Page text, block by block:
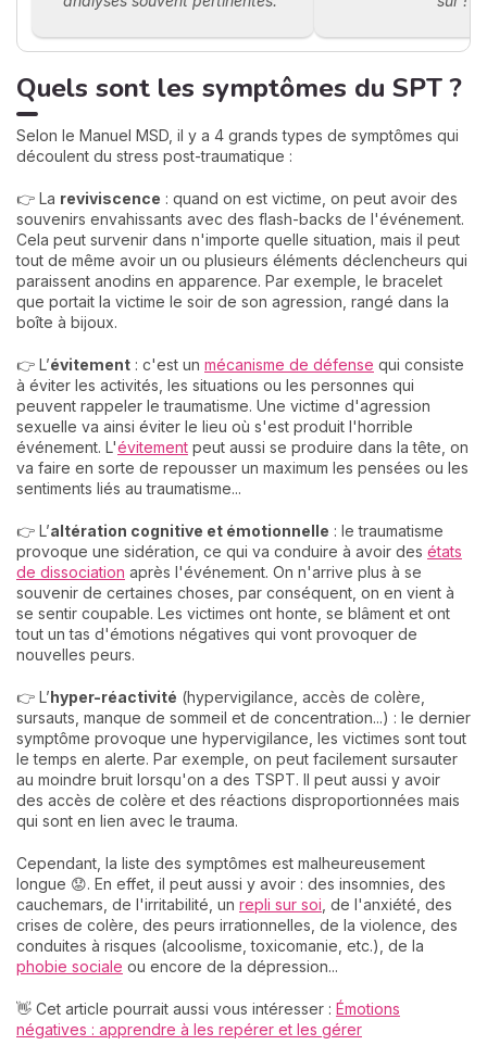
Quels sont les symptômes du SPT ?
Selon le Manuel MSD, il y a 4 grands types de symptômes qui
découlent du stress post-traumatique :
👉 La reviviscence : quand on est victime, on peut avoir des
souvenirs envahissants avec des flash-backs de l'événement.
Cela peut survenir dans n'importe quelle situation, mais il peut
tout de même avoir un ou plusieurs éléments déclencheurs qui
paraissent anodins en apparence. Par exemple, le bracelet
que portait la victime le soir de son agression, rangé dans la
boîte à bijoux.
👉 L’évitement : c'est un mécanisme de défense qui consiste
à éviter les activités, les situations ou les personnes qui
peuvent rappeler le traumatisme. Une victime d'agression
sexuelle va ainsi éviter le lieu où s'est produit l'horrible
événement. L'évitement peut aussi se produire dans la tête, on
va faire en sorte de repousser un maximum les pensées ou les
sentiments liés au traumatisme...
👉 L’altération cognitive et émotionnelle : le traumatisme
provoque une sidération, ce qui va conduire à avoir des états
de dissociation après l'événement. On n'arrive plus à se
souvenir de certaines choses, par conséquent, on en vient à
se sentir coupable. Les victimes ont honte, se blâment et ont
tout un tas d'émotions négatives qui vont provoquer de
nouvelles peurs.
👉 L’hyper-réactivité (hypervigilance, accès de colère,
sursauts, manque de sommeil et de concentration...) : le dernier
symptôme provoque une hypervigilance, les victimes sont tout
le temps en alerte. Par exemple, on peut facilement sursauter
au moindre bruit lorsqu'on a des TSPT. Il peut aussi y avoir
des accès de colère et des réactions disproportionnées mais
qui sont en lien avec le trauma.
Cependant, la liste des symptômes est malheureusement
longue 😟. En effet, il peut aussi y avoir : des insomnies, des
cauchemars, de l'irritabilité, un repli sur soi , de l'anxiété, des
crises de colère, des peurs irrationnelles, de la violence, des
conduites à risques (alcoolisme, toxicomanie, etc.), de la
phobie sociale ou encore de la dépression...
👋 Cet article pourrait aussi vous intéresser : Émotions
négatives : apprendre à les repérer et les gérer